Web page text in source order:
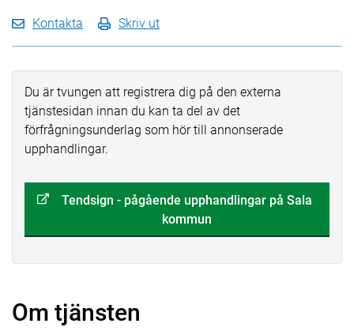
Kontakta Skriv ut
Du är tvungen att registrera dig på den externa
tjänstesidan innan du kan ta del av det
förfrågningsunderlag som hör till annonserade
upphandlingar.
Tendsign - pågående upphandlingar på Sala
kommun
Om tjänsten